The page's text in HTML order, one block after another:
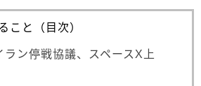
こと（目次）
ン停戦協議、スペースX上